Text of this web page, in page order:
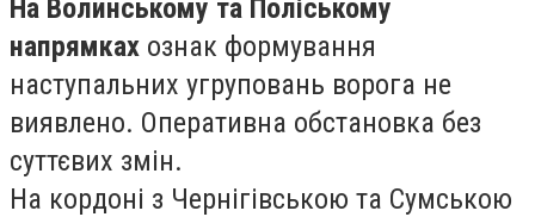
На Волинському та Поліському
напрямках ознак формування
наступальних угруповань ворога не
виявлено. Оперативна обстановка без
суттєвих змін.
На кордоні з Чернігівською та Сумською